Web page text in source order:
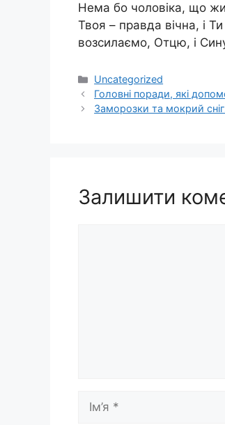
Нема бо чоловіка, що
Твоя – правда вічна, і
возсилаємо, Отцю, і
Категорії
Uncategorized
Головні поради, які
3аморозки та мокрий
Залишити
Ім’я